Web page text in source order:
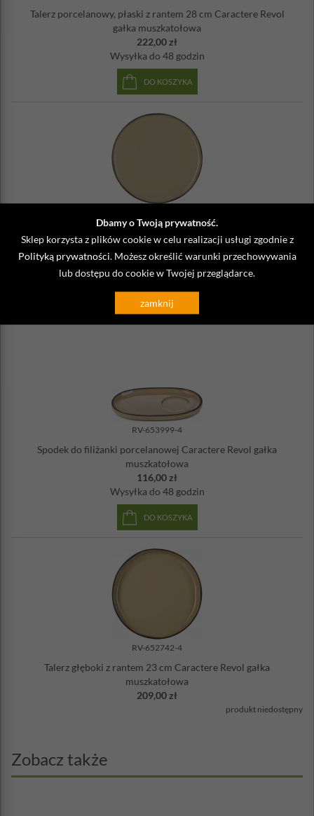
Dbamy o Twoją prywatność.
Sklep korzysta z plików cookie w celu realizacji usługi zgodnie z
Polityką prywatności. Możesz określić warunki przechowywania
lub dostępu do cookie w Twojej przeglądarce.
zamknij
Talerz porcelanowy, płaski z rantem 28 cm Caractere Revol
gałka muszkatołowa
222,00 zł
Wysyłka do 48 godzin
DO KOSZYKA
Talerz duży, płaski z rantem 30 cm Caractere Revol gałka
muszkatołowa
255,00 zł
Wysyłkado 48 godzin
DO KOSZYKA
RV-653999-4
Spodek do filiżanki porcelanowej Caractere Revol gałka
muszkatołowa
116,00 zł
Wysyłka do 48 godzin
DO KOSZYKA
RV-652742-4
Talerz głęboki z rantem 23 cm Caractere Revol gałka
muszkatołowa
209,00 zł
produkt niedostępny
Zobacz także